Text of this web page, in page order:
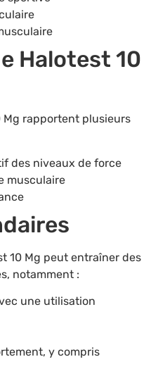
Halotest 10
Mg rapportent plusieurs
des niveaux de force
musculaire
10 Mg peut entraîner des
notamment :
une utilisation
y compris